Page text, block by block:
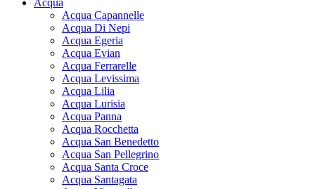
Acqua
Acqua Capannelle
Acqua Di Nepi
Acqua Egeria
Acqua Evian
Acqua Ferrarelle
Acqua Levissima
Acqua Lilia
Acqua Lurisia
Acqua Panna
Acqua Rocchetta
Acqua San Benedetto
Acqua San Pellegrino
Acqua Santa Croce
Acqua Santagata